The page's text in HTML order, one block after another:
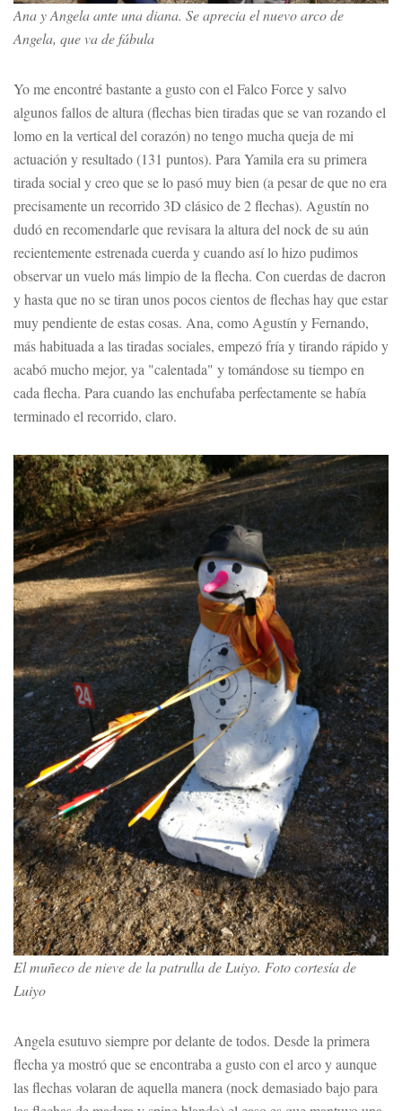
Ana y Angela ante una diana. Se aprecia el nuevo arco de
Angela, que va de fábula
Yo me encontré bastante a gusto con el Falco Force y salvo
algunos fallos de altura (flechas bien tiradas que se van rozando el
lomo en la vertical del corazón) no tengo mucha queja de mi
actuación y resultado (131 puntos). Para Yamila era su primera
tirada social y creo que se lo pasó muy bien (a pesar de que no era
precisamente un recorrido 3D clásico de 2 flechas). Agustín no
dudó en recomendarle que revisara la altura del nock de su aún
recientemente estrenada cuerda y cuando así lo hizo pudimos
observar un vuelo más limpio de la flecha. Con cuerdas de dacron
y hasta que no se tiran unos pocos cientos de flechas hay que estar
muy pendiente de estas cosas. Ana, como Agustín y Fernando,
más habituada a las tiradas sociales, empezó fría y tirando rápido y
acabó mucho mejor, ya "calentada" y tomándose su tiempo en
cada flecha. Para cuando las enchufaba perfectamente se había
terminado el recorrido, claro.
El muñeco de nieve de la patrulla de Luiyo. Foto cortesía de
Luiyo
Angela esutuvo siempre por delante de todos. Desde la primera
flecha ya mostró que se encontraba a gusto con el arco y aunque
las flechas volaran de aquella manera (nock demasiado bajo para